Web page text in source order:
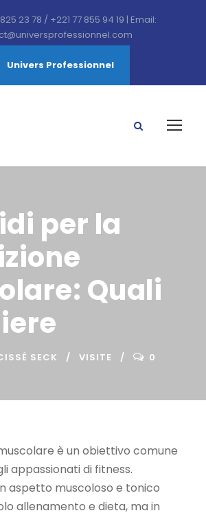
23 78 / +221 77 855 94 19 | Email:
Univers Professionnel
per la
Quali
SECK VISITE 0
è un obiettivo comune
appassionati di fitness.
aspetto muscoloso e tonico
allenamento e dieta, ma in